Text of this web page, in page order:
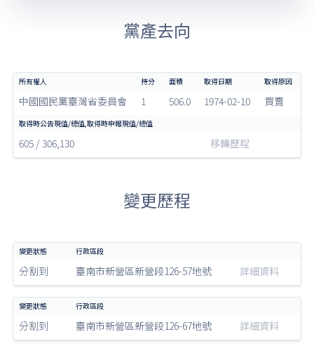
黨產去向
中國國民黨臺灣省委員會 1 506.0 1974-02-10 買賣
605 / 306,130 移轉歷程
變更歷程
分割到 臺南市新營區新營段126-57地號 詳細資料
分割到 臺南市新營區新營段126-67地號 詳細資料